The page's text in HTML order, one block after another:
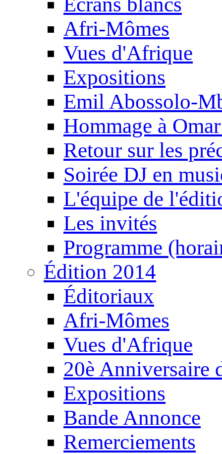
Afri-Mômes
Vues d'Afrique
Expositions
Emil Abossolo-
Hommage à
Retour sur les
Soirée DJ en
L'équipe de
Les invités
Programme
Édition 2014
Éditoriaux
Afri-Mômes
Vues d'Afrique
20è Anniversaire
Expositions
Bande Annonce
Remerciements